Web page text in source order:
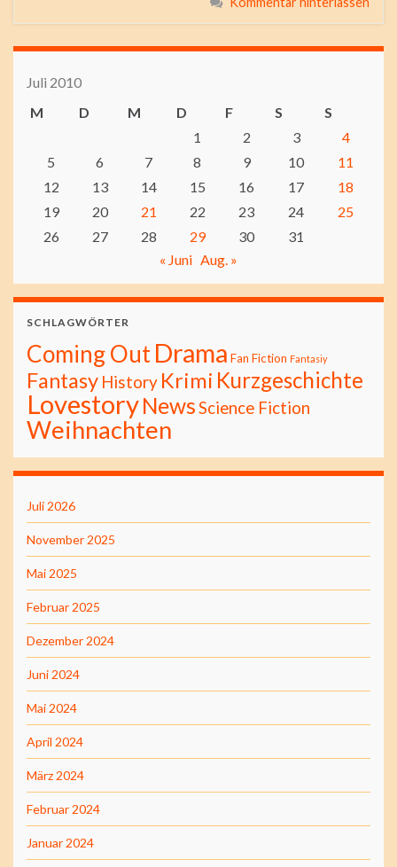
Juli 2010
M
D M D F S
S
1
2 3
4
5
6 7 8 9 10
11
12
13 14 15 16 17
18
19
20 21 22 23 24
25
26
27 28 29 30
31
« Juni Aug. »
SCHLAGWÖRTER
Coming OutDrama Fan Fiction Fantasiy
Fantasy History Krimi Kurzgeschichte
LovestoryNewsScience Fiction
Weihnachten
Juli 2026
November 2025
Mai 2025
Februar 2025
Dezember 2024
Juni 2024
Mai 2024
April 2024
März 2024
Februar 2024
Januar 2024